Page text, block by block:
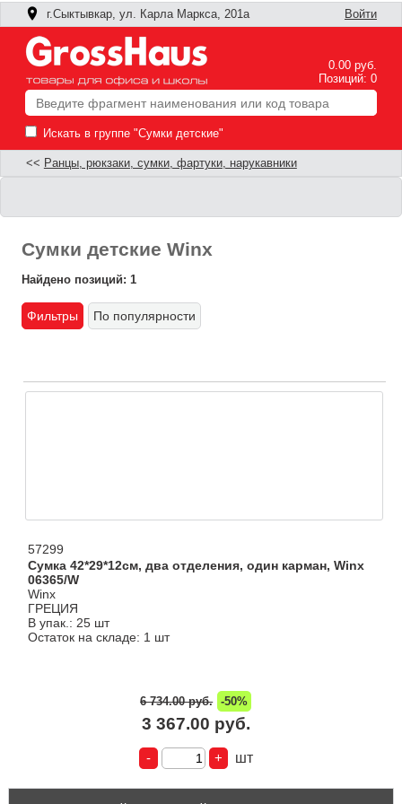
г.Сыктывкар, ул. Карла Маркса, 201а Войти
0.00 руб.
Позиций: 0
Искать в группе "Сумки детские"
<< Ранцы, рюкзаки, сумки, фартуки, нарукавники
Сумки детские Winx
Найдено позиций: 1
Фильтры По популярности
57299
Сумка 42*29*12см, два отделения, один карман, Winx
06365/W
Winx
ГРЕЦИЯ
В упак.: 25 шт
Остаток на складе: 1 шт
6 734.00 руб. -50%
3 367.00 руб.
шт